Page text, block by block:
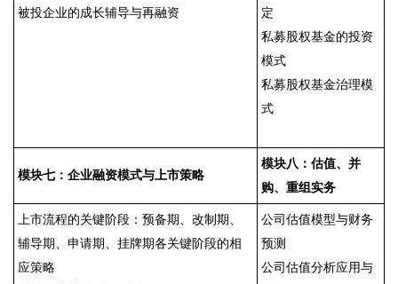
被投企业的成长辅导与再融资
定
私募股权基金的投资
模式
私募股权基金治理模
式
模块七：企业融资模式与上市策略
模块八：估值、并
购、重组实务
上市流程的关键阶段：预备期、改制期、
辅导期、申请期、挂牌期各关键阶段的相
应策略
公司估值模型与财务
预测
公司估值分析应用与